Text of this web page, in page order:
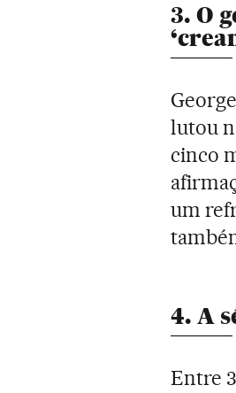
3. O
lutou
cinco
um
4. A
Entre